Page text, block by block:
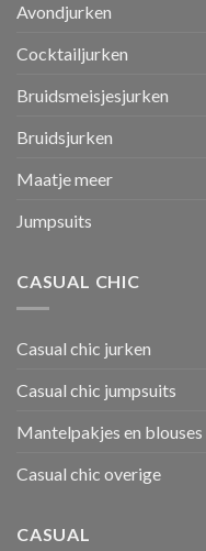
Avondjurken
Cocktailjurken
Bruidsmeisjesjurken
Bruidsjurken
Maatje meer
Jumpsuits
CASUAL CHIC
Casual chic jurken
Casual chic jumpsuits
Mantelpakjes en blouses
Casual chic overige
CASUAL